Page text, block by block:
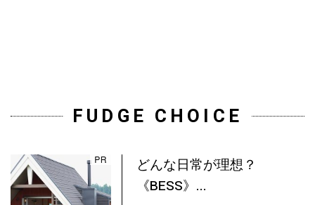
FUDGE CHOICE
どんな日常が理想？
《BESS》...